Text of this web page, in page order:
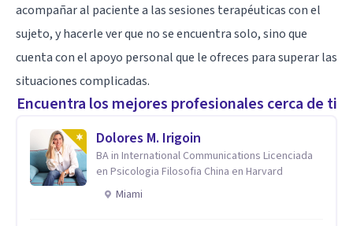
acompañar al paciente a las sesiones terapéuticas con el
sujeto, y hacerle ver que no se encuentra solo, sino que
cuenta con el apoyo personal que le ofreces para superar las
situaciones complicadas.
Encuentra los mejores profesionales cerca de ti
Dolores M. Irigoin
BA in International Communications Licenciada
en Psicologia Filosofia China en Harvard
Miami